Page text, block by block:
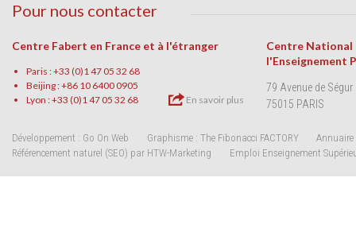
Pour nous contacter
Centre Fabert en France et à l'étranger
Paris : +33 (0)1 47 05 32 68
Beijing : +86 10 6400 0905
Lyon : +33 (0)1 47 05 32 68
En savoir plus
Centre National
l'Enseignement
79 Avenue de Ségur
75015 PARIS
Développement : Go On Web Graphisme : The Fibonacci FACTORY
Annuaire
Référencement naturel (SEO) par HTW-Marketing
Emploi Enseignement